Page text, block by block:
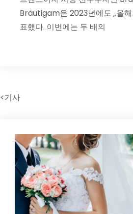
Bräutigam은 2023년에도 „올
표했다. 이번에는 두 배의
<기사